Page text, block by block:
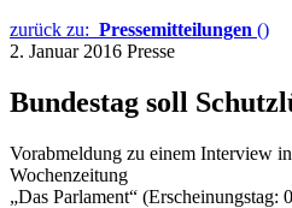
zurück zu: Pressemitteilungen ()
2. Januar 2016 Presse
Bundestag soll
Vorabmeldung zu einem Interview
Wochenzeitung
„Das Parlament“ (Erscheinungstag: